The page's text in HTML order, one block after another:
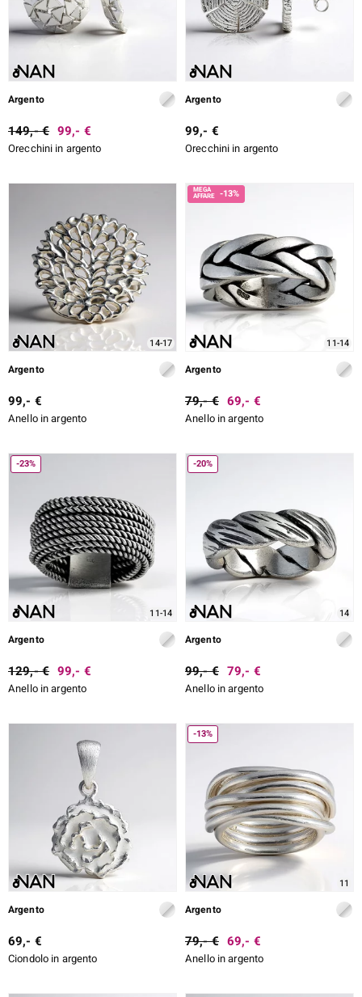
Argento
149,- € 99,- €
Orecchini in argento
Argento
99,- €
Orecchini in argento
14-17
Argento
99,- €
Anello in argento
-13%
11-14
Argento
79,- € 69,- €
Anello in argento
-23%
11-14
Argento
129,- € 99,- €
Anello in argento
-20%
14
Argento
99,- € 79,- €
Anello in argento
Argento
69,- €
Ciondolo in argento
-13%
11
Argento
79,- € 69,- €
Anello in argento